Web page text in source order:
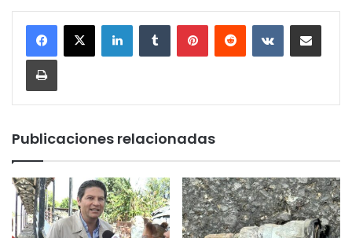
LinkedInTumblr PinterestReddit VKontakteCompartir por
Imprimir
Publicaciones relacionadas